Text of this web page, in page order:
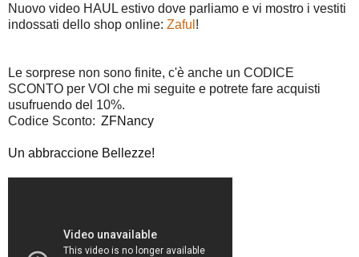
Nuovo video HAUL estivo dove parliamo e vi mostro i vestiti
indossati dello shop online: Zaful !
Le sorprese non sono finite, c'è anche un CODICE
SCONTO per VOI che mi seguite e potrete fare acquisti
usufruendo del 10%.
Codice Sconto: ZFNancy
Un abbraccione Bellezze!